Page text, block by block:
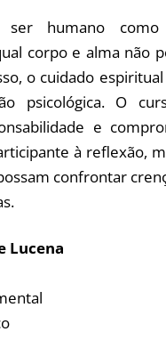
ser humano
corpo e alma não
o cuidado
psicológica. O
e
à reflexão,
confrontar
Lucena